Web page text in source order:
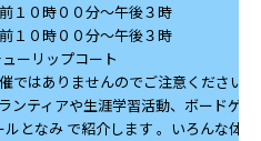
０時００分～午後３時
時００分～午後３時
ーリップコート
ありませんのでご注意ください）
ンティアや生涯学習活動、ボードゲー
となみ で紹介します 。いろんな体